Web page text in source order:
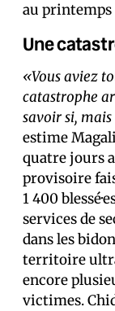
au printemps
Une
«Vous aviez
catastrophe
savoir si,
estime
quatre jours
provisoire
1 400
services de
dans les
territoire
encore
victimes.